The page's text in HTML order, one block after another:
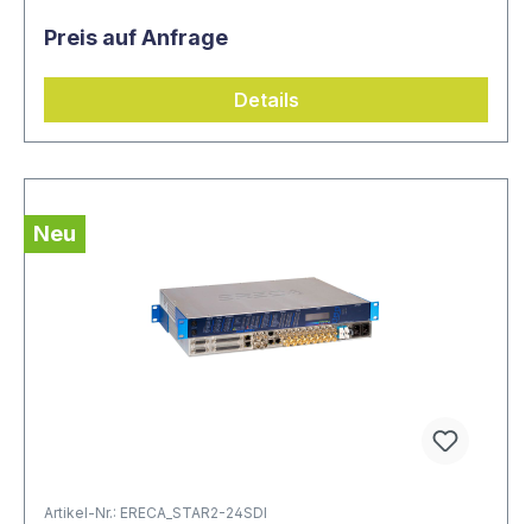
Preis auf Anfrage
Details
Neu
Artikel-Nr.: ERECA_STAR2-24SDI